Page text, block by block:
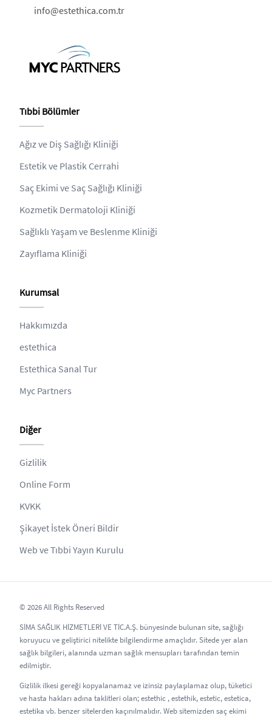
info@estethica.com.tr
Tıbbi Bölümler
Ağız ve Diş Sağlığı Kliniği
Estetik ve Plastik Cerrahi
Saç Ekimi ve Saç Sağlığı Kliniği
Kozmetik Dermatoloji Kliniği
Sağlıklı Yaşam ve Beslenme Kliniği
Zayıflama Kliniği
Kurumsal
Hakkımızda
estethica
Estethica Sanal Tur
Myc Partners
Diğer
Gizlilik
Online Form
KVKK
Şikayet İstek Öneri Bildir
Web ve Tıbbi Yayın Kurulu
© 2026 All Rights Reserved
SİMA SAĞLIK HİZMETLERİ VE TİC.A.Ş. bünyesinde bulunan site, sağlığı
koruyucu ve geliştirici nitelikte bilgilendirme amaçlıdır. Sitede yer alan
sağlık bilgileri, alanında uzman sağlık mensupları tarafından temin
edilmiştir.
Gizlilik ilkesi gereği kopyalanamaz ve izinsiz paylaşılamaz olup, tüketici
ve hasta hakları adına taklitleri olan; estethic , estethik, estetic, estetica,
estetika vb. benzer sitelerden kaçınılmalıdır. Web sitemizden saç ekimi